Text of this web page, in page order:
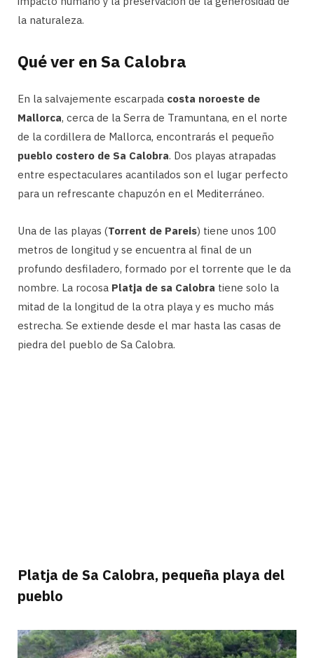
la naturaleza.
Qué ver en Sa Calobra
En la salvajemente escarpada costa noroeste de
Mallorca, cerca de la Serra de Tramuntana, en el norte
de la cordillera de Mallorca, encontrarás el pequeño
pueblo costero de Sa Calobra. Dos playas atrapadas
entre espectaculares acantilados son el lugar perfecto
para un refrescante chapuzón en el Mediterráneo.
Una de las playas (Torrent de Pareis) tiene unos 100
metros de longitud y se encuentra al final de un
profundo desfiladero, formado por el torrente que le da
nombre. La rocosa Platja de sa Calobra tiene solo la
mitad de la longitud de la otra playa y es mucho más
estrecha. Se extiende desde el mar hasta las casas de
piedra del pueblo de Sa Calobra.
Platja de Sa Calobra, pequeña playa del
pueblo